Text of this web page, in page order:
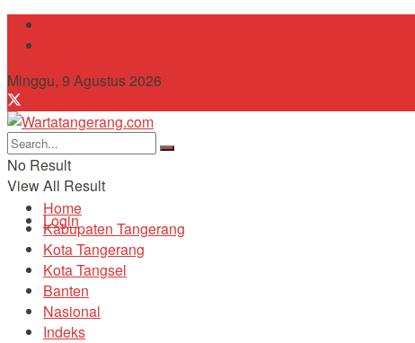
Minggu, 9 Agustus 2026
No Result
View All Result
Login
Home
Kabupaten Tangerang
Kota Tangerang
Kota Tangsel
Banten
Nasional
Indeks